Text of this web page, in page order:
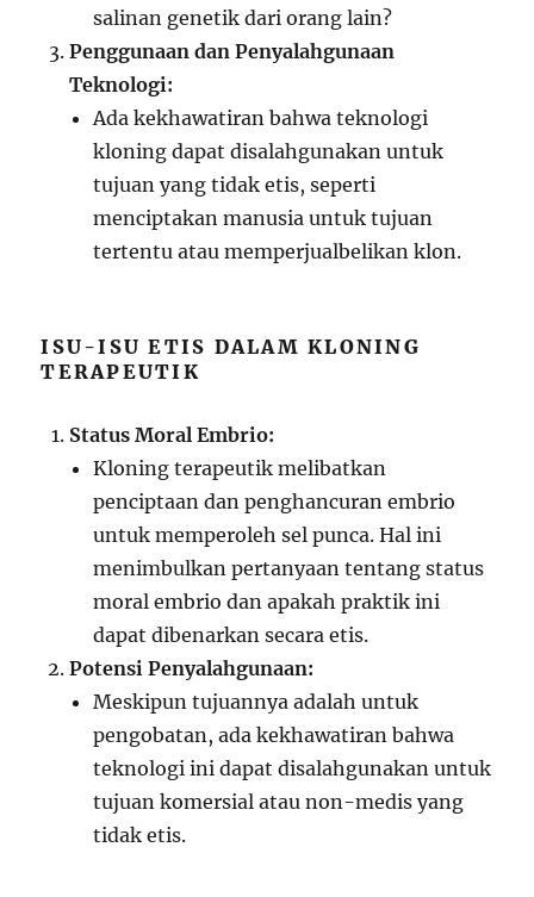
salinan genetik dari orang lain?
Penggunaan dan Penyalahgunaan
Teknologi:
Ada kekhawatiran bahwa teknologi
kloning dapat disalahgunakan untuk
tujuan yang tidak etis, seperti
menciptakan manusia untuk tujuan
tertentu atau memperjualbelikan klon.
ISU-ISU ETIS DALAM KLONING
TERAPEUTIK
Status Moral Embrio:
Kloning terapeutik melibatkan
penciptaan dan penghancuran embrio
untuk memperoleh sel punca. Hal ini
menimbulkan pertanyaan tentang status
moral embrio dan apakah praktik ini
dapat dibenarkan secara etis.
Potensi Penyalahgunaan:
Meskipun tujuannya adalah untuk
pengobatan, ada kekhawatiran bahwa
teknologi ini dapat disalahgunakan untuk
tujuan komersial atau non-medis yang
tidak etis.